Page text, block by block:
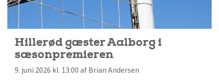
Hillerød gæster Aalborg i
sæsonpremieren
9. juni 2026 kl. 13:00 af Brian Andersen